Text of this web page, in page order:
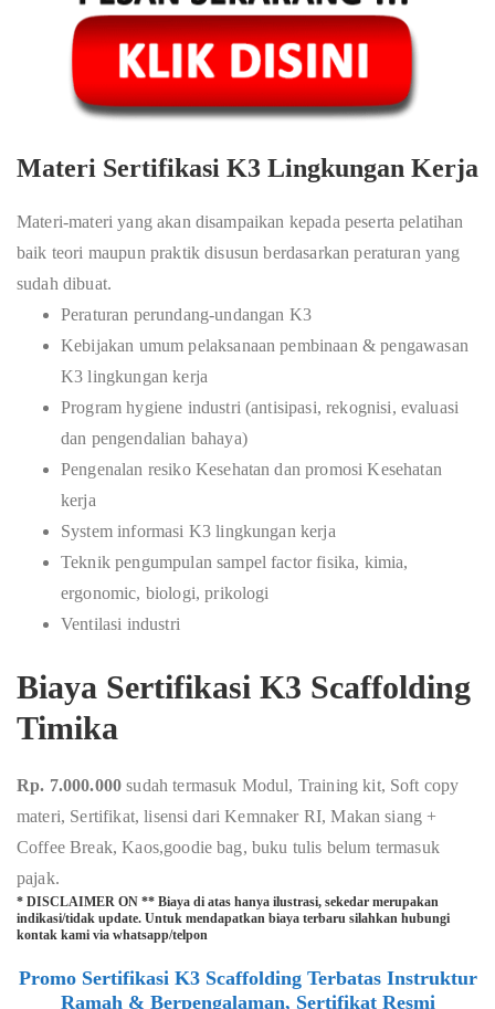
Materi Sertifikasi K3 Lingkungan Kerja
Materi-materi yang akan disampaikan kepada peserta pelatihan
baik teori maupun praktik disusun berdasarkan peraturan yang
sudah dibuat.
Peraturan perundang-undangan K3
Kebijakan umum pelaksanaan pembinaan & pengawasan
K3 lingkungan kerja
Program hygiene industri (antisipasi, rekognisi, evaluasi
dan pengendalian bahaya)
Pengenalan resiko Kesehatan dan promosi Kesehatan
kerja
System informasi K3 lingkungan kerja
Teknik pengumpulan sampel factor fisika, kimia,
ergonomic, biologi, prikologi
Ventilasi industri
Biaya Sertifikasi K3 Scaffolding
Timika
Rp. 7.000.000sudah termasuk Modul, Training kit, Soft copy
materi, Sertifikat, lisensi dari Kemnaker RI, Makan siang +
Coffee Break, Kaos,goodie bag, buku tulis belum termasuk
pajak.
* DISCLAIMER ON ** Biaya di atas hanya ilustrasi, sekedar merupakan
indikasi/tidak update. Untuk mendapatkan biaya terbaru silahkan hubungi
kontak kami via whatsapp/telpon
Promo Sertifikasi K3 Scaffolding Terbatas Instruktur
Ramah & Berpengalaman, Sertifikat Resmi